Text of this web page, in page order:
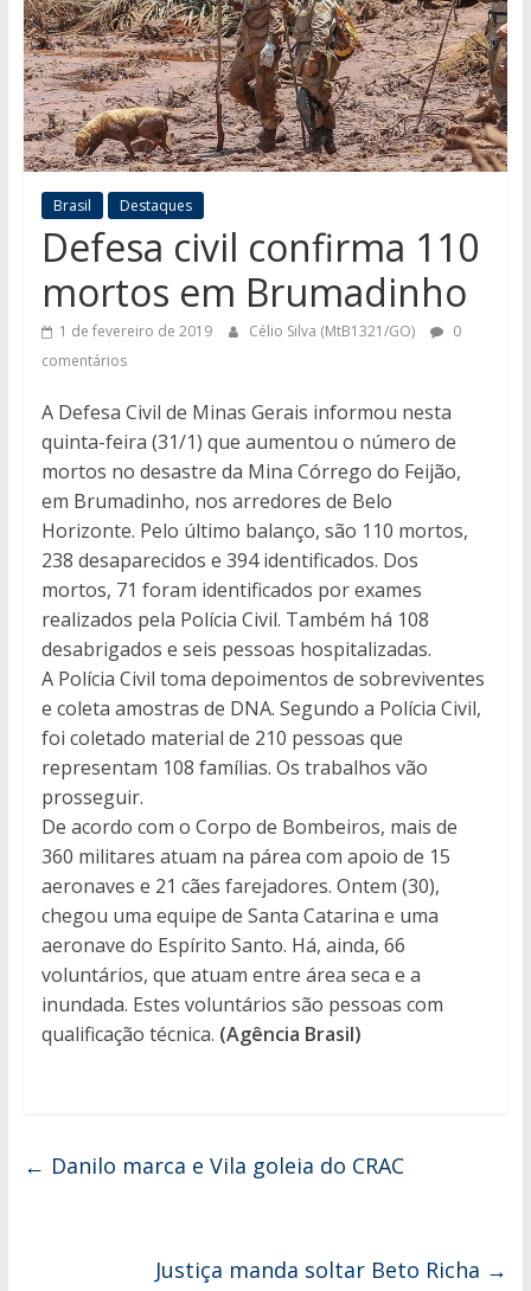
Brasil Destaques
Defesa civil confirma 110
mortos em Brumadinho
1 de fevereiro de 2019 Célio Silva (MtB1321/GO)
0
comentários
A Defesa Civil de Minas Gerais informou nesta
quinta-feira (31/1) que aumentou o número de
mortos no desastre da Mina Córrego do Feijão,
em Brumadinho, nos arredores de Belo
Horizonte. Pelo último balanço, são 110 mortos,
238 desaparecidos e 394 identificados. Dos
mortos, 71 foram identificados por exames
realizados pela Polícia Civil. Também há 108
desabrigados e seis pessoas hospitalizadas.
A Polícia Civil toma depoimentos de sobreviventes
e coleta amostras de DNA. Segundo a Polícia Civil,
foi coletado material de 210 pessoas que
representam 108 famílias. Os trabalhos vão
prosseguir.
De acordo com o Corpo de Bombeiros, mais de
360 militares atuam na párea com apoio de 15
aeronaves e 21 cães farejadores. Ontem (30),
chegou uma equipe de Santa Catarina e uma
aeronave do Espírito Santo. Há, ainda, 66
voluntários, que atuam entre área seca e a
inundada. Estes voluntários são pessoas com
qualificação técnica. (Agência Brasil)
← Danilo marca e Vila goleia do CRAC
Justiça manda soltar Beto Richa →